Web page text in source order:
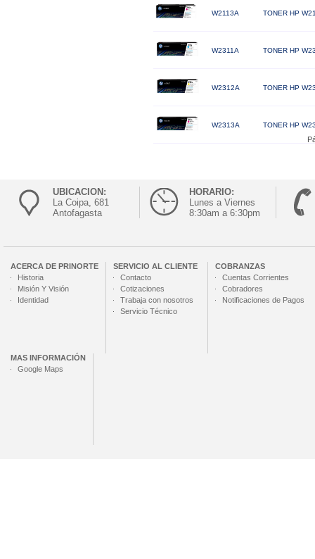
W2113A TONER HP
W2311A TONER HP
W2312A TONER HP
W2313A TONER HP
UBICACION:
La Coipa, 681
Antofagasta
HORARIO:
Lunes a Viernes
8:30am a 6:30pm
ACERCA DE PRINORTE
Historia
Misión Y Visión
Identidad
SERVICIO AL CLIENTE
Contacto
Cotizaciones
Trabaja con nosotros
Servicio Técnico
COBRANZAS
Cuentas Corrientes
Cobradores
Notificaciones de Pagos
MAS INFORMACIÓN
Google Maps